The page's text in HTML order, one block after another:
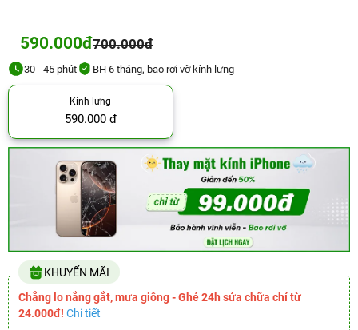
590.000đ700.000đ
30 - 45 phút BH 6 tháng, bao rơi vỡ kính lưng
Kính lưng
590.000 đ
KHUYẾN MÃI
Chẳng lo nắng gắt, mưa giông - Ghé 24h sửa chữa chỉ từ
24.000đ! Chi tiết